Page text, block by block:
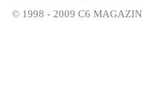
© 1998 - 2009 C6 MAGAZIN